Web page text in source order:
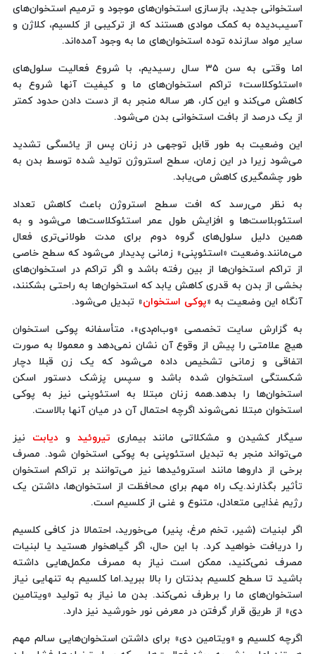
استخوانی جدید، بازسازی استخوان‌های موجود و ترمیم استخوان‌های
آسیب‌دیده به کمک موادی هستند که از ترکیبی از کلسیم، کلاژن و
سایر مواد سازنده توده استخوان‌های ما به وجود آمده‌اند.
اما وقتی به سن ۳۵ سال رسیدیم، با شروع فعالیت سلول‌های
«استئوکلاست‌» تراکم استخوان‌های ما و کیفیت آنها شروع به
کاهش می‌کند و این کار، هر ساله منجر به از دست دادن حدود کمتر
از یک درصد از بافت استخوانی بدن می‌شود.
این وضعیت به طور قابل توجهی در زنان پس از یائسگی تشدید
می‌شود زیرا در این زمان، سطح استروژن تولید شده توسط بدن به
طور چشمگیری کاهش می‌یابد.
به نظر می‌رسد که افت سطح استروژن باعث کاهش تعداد
استئوبلاست‌ها و افزایش طول عمر استئوکلاست‌ها می‌شود و به
همین دلیل سلول‌های گروه دوم برای مدت طولانی‌تری فعال
می‌مانند.وضعیت «استئوپنی» زمانی پدیدار می‌شود که سطح خاصی
از تراکم استخوان‌ها از بین رفته باشد و اگر تراکم در استخوان‌های
بخشی از بدن به قدری کاهش یابد که استخوان‌ها به راحتی بشکنند،
آنگاه این وضعیت به «پوکی استخوان» تبدیل می‌شود.
به گزارش سایت تخصصی «وب‌ام‌دی»، متأسفانه پوکی استخوان
هیچ علامتی را پیش از وقوع آن نشان نمی‌دهد و معمولا به صورت
اتفاقی و زمانی تشخیص داده می‌شود که یک زن قبلا دچار
شکستگی استخوان شده باشد و سپس پزشک دستور اسکن‌
استخوان‌ها را بدهد.همه زنان مبتلا به استئوپنی نیز به پوکی
استخوان مبتلا نمی‌شوند اگرچه احتمال آن در میان آنها بالاست.
سیگار کشیدن و مشکلاتی مانند بیماری تیروئید ودیابت نیز
می‌تواند منجر به تبدیل استئوپنی به پوکی استخوان شود. مصرف
برخی از داروها مانند استروئیدها نیز می‌توانند بر تراکم استخوان
تأثیر بگذارند.یک راه مهم برای محافظت از استخوان‌ها، داشتن یک
رژیم غذایی متعادل، متنوع و غنی از کلسیم است.
اگر لبنیات (شیر، تخم مرغ، پنیر) می‌خورید، احتمالا دز کافی کلسیم
را دریافت خواهید کرد. با این حال، اگر گیاهخوار هستید یا لبنیات
مصرف نمی‌کنید، ممکن است نیاز به مصرف مکمل‌هایی داشته
باشید تا سطح کلسیم بدنتان را بالا ببرید.اما کلسیم به تنهایی نیاز
استخوان‌های ما را برطرف نمی‌کند. بدن ما نیاز به تولید «ویتامین
دی» از طریق قرار گرفتن در معرض نور خورشید نیز دارد.
اگرچه کلسیم و «ویتامین دی» برای داشتن استخوان‌هایی سالم مهم